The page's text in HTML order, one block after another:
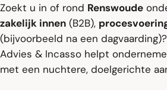
Zoekt u in of rond Renswoude
zakelijk innen (B2B),
(bijvoorbeeld na een
Advies & Incasso helpt
met een nuchtere, doelgerichte